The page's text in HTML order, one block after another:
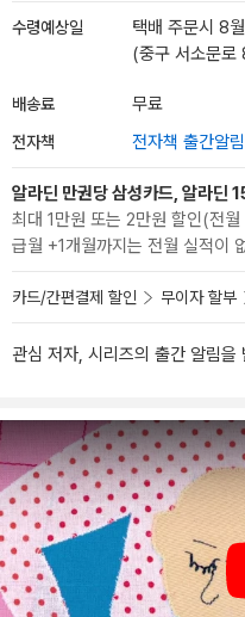
수령예상일
택배 주문시 8
(중구 서소문
배송료 무료
전자책 전자책 출간알
알라딘 만권당 삼성카드, 알라딘
최대 1만원 또는 2만원 할인(전
급월 +1개월까지는 전월 실적이
카드/간편결제 할인 무이자 할부
관심 저자, 시리즈의 출간 알림을